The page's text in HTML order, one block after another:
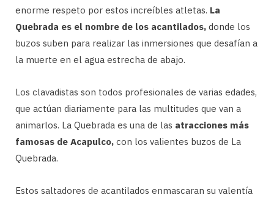
enorme respeto por estos increíbles atletas. La
Quebrada es el nombre de los acantilados, donde los
buzos suben para realizar las inmersiones que desafían a
la muerte en el agua estrecha de abajo.
Los clavadistas son todos profesionales de varias edades,
que actúan diariamente para las multitudes que van a
animarlos. La Quebrada es una de las atracciones más
famosas de Acapulco, con los valientes buzos de La
Quebrada.
Estos saltadores de acantilados enmascaran su valentía